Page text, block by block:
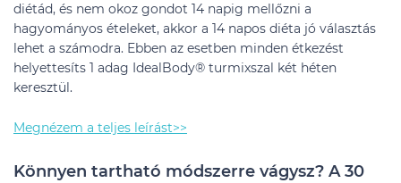
diétád, és nem okoz gondot 14 napig mellőzni a
hagyományos ételeket, akkor a 14 napos diéta jó választás
lehet a számodra. Ebben az esetben minden étkezést
helyettesíts 1 adag IdealBody® turmixszal két héten
keresztül.
Megnézem a teljes leírást>>
Könnyen tartható módszerre vágysz? A 30